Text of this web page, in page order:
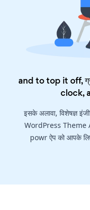
and to top it off,
clock,
इसके अलावा, विशेषज्ञ
WordPress
powr ऐप को आपके